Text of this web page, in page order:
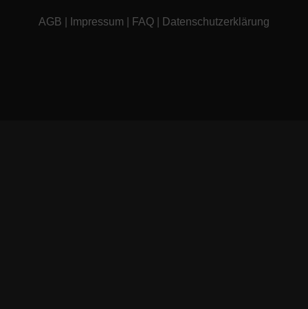
AGB Impressum FAQ Datenschutzerklärung